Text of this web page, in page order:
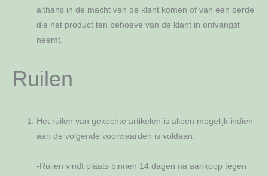
althans in de macht van de klant komen of van een derde
die het product ten behoeve van de klant in ontvangst
neemt.
Ruilen
Het ruilen van gekochte artikelen is alleen mogelijk indien
aan de volgende voorwaarden is voldaan:
-Ruilen vindt plaats binnen 14 dagen na aankoop tegen